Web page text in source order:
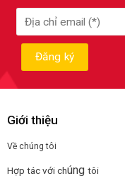
Giới thiệu
Về chúng tôi
Hợp tác với chúng tôi